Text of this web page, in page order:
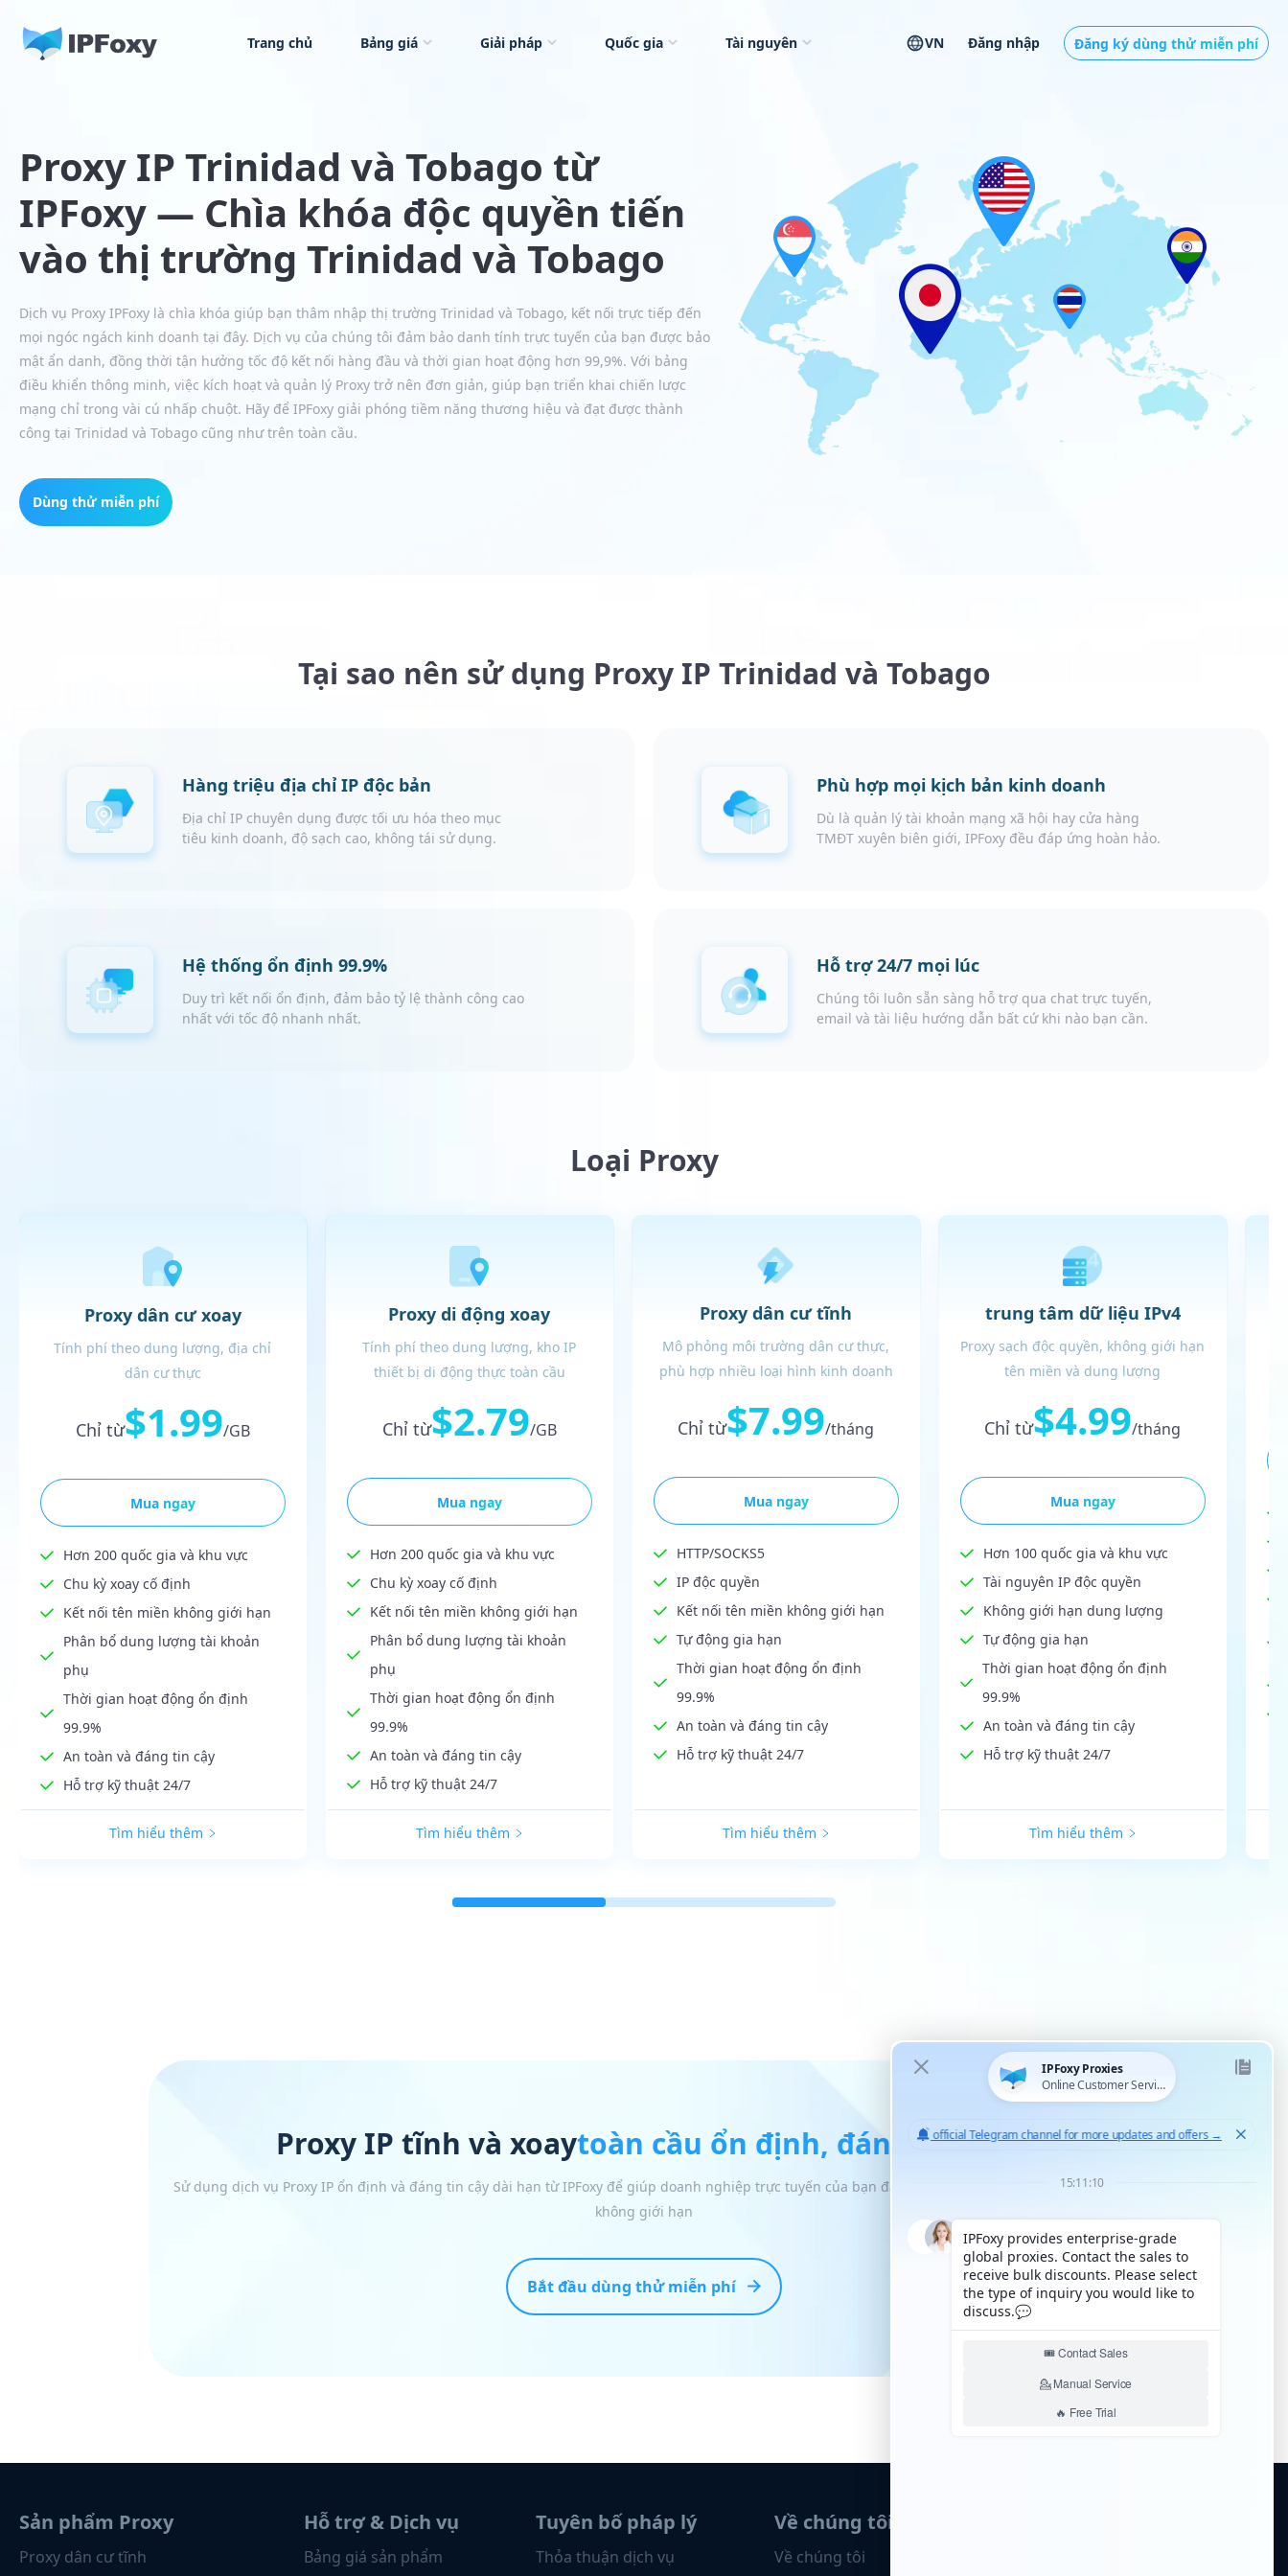
Trang chủ Bảng giá Giải pháp Quốc gia Tài nguyên VN Đăng nhập Đăng ký dùng thử miễn phí
Proxy IP Trinidad và Tobago từ
IPFoxy — Chìa khóa độc quyền tiến
vào thị trường Trinidad và Tobago
Dịch vụ Proxy IPFoxy là chìa khóa giúp bạn thâm nhập thị trường Trinidad và Tobago, kết nối trực tiếp đến
mọi ngóc ngách kinh doanh tại đây. Dịch vụ của chúng tôi đảm bảo danh tính trực tuyến của bạn được bảo
mật ẩn danh, đồng thời tận hưởng tốc độ kết nối hàng đầu và thời gian hoạt động hơn 99,9%. Với bảng
điều khiển thông minh, việc kích hoạt và quản lý Proxy trở nên đơn giản, giúp bạn triển khai chiến lược
mạng chỉ trong vài cú nhấp chuột. Hãy để IPFoxy giải phóng tiềm năng thương hiệu và đạt được thành
công tại Trinidad và Tobago cũng như trên toàn cầu.
Dùng thử miễn phí
Tại sao nên sử dụng Proxy IP Trinidad và Tobago
Hàng triệu địa chỉ IP độc bản
Địa chỉ IP chuyên dụng được tối ưu hóa theo mục
tiêu kinh doanh, độ sạch cao, không tái sử dụng.
Phù hợp mọi kịch bản kinh doanh
Dù là quản lý tài khoản mạng xã hội hay cửa hàng
TMĐT xuyên biên giới, IPFoxy đều đáp ứng hoàn hảo.
Hệ thống ổn định 99.9%
Duy trì kết nối ổn định, đảm bảo tỷ lệ thành công cao
nhất với tốc độ nhanh nhất.
Hỗ trợ 24/7 mọi lúc
Chúng tôi luôn sẵn sàng hỗ trợ qua chat trực tuyến,
email và tài liệu hướng dẫn bất cứ khi nào bạn cần.
Loại Proxy
Proxy dân cư xoay
Tính phí theo dung lượng, địa chỉ
dân cư thực
Chỉ từ$1.99/GB
Mua ngay
Hơn 200 quốc gia và khu vực
Chu kỳ xoay cố định
Kết nối tên miền không giới hạn
Phân bổ dung lượng tài khoản
phụ
Thời gian hoạt động ổn định
99.9%
An toàn và đáng tin cậy
Hỗ trợ kỹ thuật 24/7
Tìm hiểu thêm
Proxy di động xoay
Tính phí theo dung lượng, kho IP
thiết bị di động thực toàn cầu
Chỉ từ$2.79/GB
Mua ngay
Hơn 200 quốc gia và khu vực
Chu kỳ xoay cố định
Kết nối tên miền không giới hạn
Phân bổ dung lượng tài khoản
phụ
Thời gian hoạt động ổn định
99.9%
An toàn và đáng tin cậy
Hỗ trợ kỹ thuật 24/7
Tìm hiểu thêm
Proxy dân cư tĩnh
Mô phỏng môi trường dân cư thực,
phù hợp nhiều loại hình kinh doanh
Chỉ từ$7.99/tháng
Mua ngay
HTTP/SOCKS5
IP độc quyền
Kết nối tên miền không giới hạn
Tự động gia hạn
Thời gian hoạt động ổn định
99.9%
An toàn và đáng tin cậy
Hỗ trợ kỹ thuật 24/7
Tìm hiểu thêm
trung tâm dữ liệu IPv4
Proxy sạch độc quyền, không giới hạn
tên miền và dung lượng
Chỉ từ$4.99/tháng
Mua ngay
Hơn 100 quốc gia và khu vực
Tài nguyên IP độc quyền
Không giới hạn dung lượng
Tự động gia hạn
Thời gian hoạt động ổn định
99.9%
An toàn và đáng tin cậy
Hỗ trợ kỹ thuật 24/7
Tìm hiểu thêm
Proxy IP tĩnh và xoaytoàn cầu ổn định, đáng tin cậy
Sử dụng dịch vụ Proxy IP ổn định và đáng tin cậy dài hạn từ IPFoxy để giúp doanh nghiệp trực tuyến của bạn đạt được cơ hội tăng trưởng quy mô
không giới hạn
Bắt đầu dùng thử miễn phí
Sản phẩm Proxy
Proxy dân cư tĩnh
Hỗ trợ & Dịch vụ
Bảng giá sản phẩm
Tuyên bố pháp lý
Thỏa thuận dịch vụ
Về chúng tôi
Về chúng tôi